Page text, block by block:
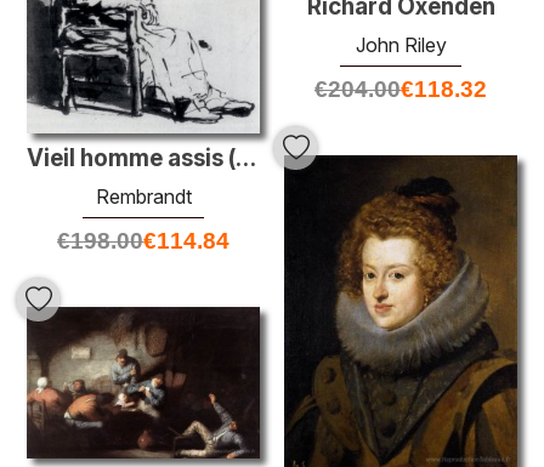
Richard Oxenden
John Riley
€204.00€118.32
Vieil homme assis (peut-être le père de Rembrandt)
Rembrandt
€198.00€114.84